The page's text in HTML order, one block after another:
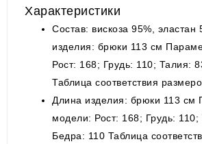
Характеристики
Состав: вискоза 95%, эластан
изделия: брюки 113 см
Рост: 168; Грудь: 110; Талия:
Таблица соответствия
Длина изделия: брюки 113 см
модели: Рост: 168; Грудь: 110;
Бедра: 110 Таблица